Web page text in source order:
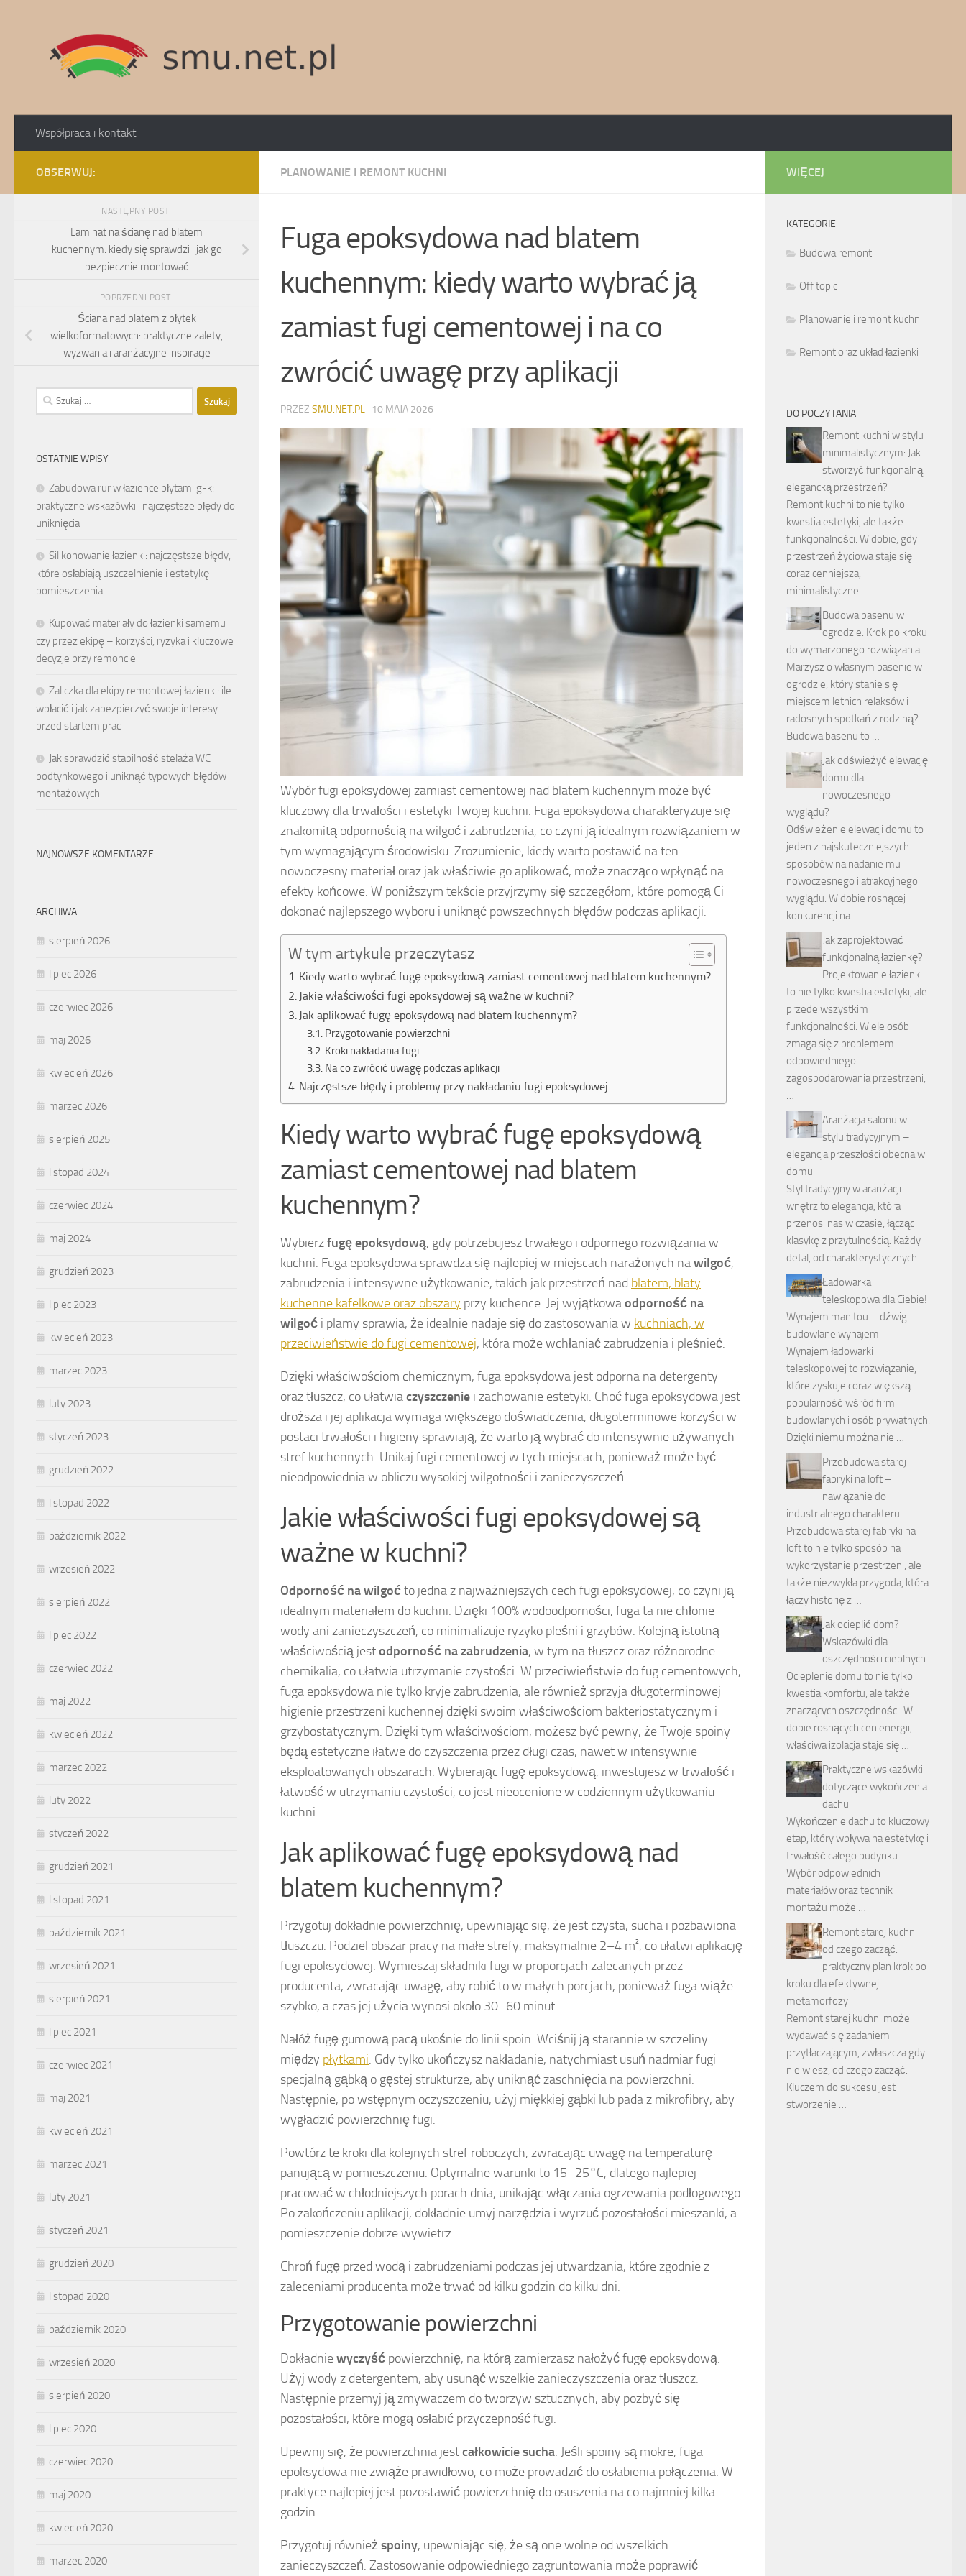
Współpraca i kontakt
PLANOWANIE I REMONT KUCHNI
Fuga epoksydowa nad blatem
kuchennym: kiedy warto wybrać ją
zamiast fugi cementowej i na co
zwrócić uwagę przy aplikacji
PRZEZ SMU.NET.PL · 10 MAJA 2026
Wybór fugi epoksydowej zamiast cementowej nad blatem kuchennym może być
kluczowy dla trwałości i estetyki Twojej kuchni. Fuga epoksydowa charakteryzuje się
znakomitą odpornością na wilgoć i zabrudzenia, co czyni ją idealnym rozwiązaniem w
tym wymagającym środowisku. Zrozumienie, kiedy warto postawić na ten
nowoczesny materiał oraz jak właściwie go aplikować, może znacząco wpłynąć na
efekty końcowe. W poniższym tekście przyjrzymy się szczegółom, które pomogą Ci
dokonać najlepszego wyboru i uniknąć powszechnych błędów podczas aplikacji.
W tym artykule przeczytasz
Kiedy warto wybrać fugę epoksydową zamiast cementowej nad blatem kuchennym?
Jakie właściwości fugi epoksydowej są ważne w kuchni?
Jak aplikować fugę epoksydową nad blatem kuchennym?
Przygotowanie powierzchni
Kroki nakładania fugi
Na co zwrócić uwagę podczas aplikacji
Najczęstsze błędy i problemy przy nakładaniu fugi epoksydowej
Kiedy warto wybrać fugę epoksydową
zamiast cementowej nad blatem
kuchennym?
Wybierzfugę epoksydową, gdy potrzebujesz trwałego i odpornego rozwiązania w
kuchni. Fuga epoksydowa sprawdza się najlepiej w miejscach narażonych nawilgoć,
zabrudzenia i intensywne użytkowanie, takich jak przestrzeń nad blatem, blaty
kuchenne kafelkowe oraz obszary przy kuchence. Jej wyjątkowaodporność na
wilgoć i plamy sprawia, że idealnie nadaje się do zastosowania w kuchniach, w
przeciwieństwie do fugi cementowej, która może wchłaniać zabrudzenia i pleśnieć.
Dzięki właściwościom chemicznym, fuga epoksydowa jest odporna na detergenty
oraz tłuszcz, co ułatwiaczyszczenie i zachowanie estetyki. Choć fuga epoksydowa jest
droższa i jej aplikacja wymaga większego doświadczenia, długoterminowe korzyści w
postaci trwałości i higieny sprawiają, że warto ją wybrać do intensywnie używanych
stref kuchennych. Unikaj fugi cementowej w tych miejscach, ponieważ może być
nieodpowiednia w obliczu wysokiej wilgotności i zanieczyszczeń.
Jakie właściwości fugi epoksydowej są
ważne w kuchni?
Odporność na wilgoćto jedna z najważniejszych cech fugi epoksydowej, co czyni ją
idealnym materiałem do kuchni. Dzięki 100% wodoodporności, fuga ta nie chłonie
wody ani zanieczyszczeń, co minimalizuje ryzyko pleśni i grzybów. Kolejną istotną
właściwością jestodporność na zabrudzenia, w tym na tłuszcz oraz różnorodne
chemikalia, co ułatwia utrzymanie czystości. W przeciwieństwie do fug cementowych,
fuga epoksydowa nie tylko kryje zabrudzenia, ale również sprzyja długoterminowej
higienie przestrzeni kuchennej dzięki swoim właściwościom bakteriostatycznym i
grzybostatycznym. Dzięki tym właściwościom, możesz być pewny, że Twoje spoiny
będą estetyczne iłatwe do czyszczenia przez długi czas, nawet w intensywnie
eksploatowanych obszarach. Wybierając fugę epoksydową, inwestujesz w trwałość i
łatwość w utrzymaniu czystości, co jest nieocenione w codziennym użytkowaniu
kuchni.
Jak aplikować fugę epoksydową nad
blatem kuchennym?
Przygotuj dokładnie powierzchnię, upewniając się, że jest czysta, sucha i pozbawiona
tłuszczu. Podziel obszar pracy na małe strefy, maksymalnie 2–4 m², co ułatwi aplikację
fugi epoksydowej. Wymieszaj składniki fugi w proporcjach zalecanych przez
producenta, zwracając uwagę, aby robić to w małych porcjach, ponieważ fuga wiąże
szybko, a czas jej użycia wynosi około 30–60 minut.
Nałóż fugę gumową pacą ukośnie do linii spoin. Wciśnij ją starannie w szczeliny
między płytkami. Gdy tylko ukończysz nakładanie, natychmiast usuń nadmiar fugi
specjalną gąbką o gęstej strukturze, aby uniknąć zaschnięcia na powierzchni.
Następnie, po wstępnym oczyszczeniu, użyj miękkiej gąbki lub pada z mikrofibry, aby
wygładzić powierzchnię fugi.
Powtórz te kroki dla kolejnych stref roboczych, zwracając uwagę na temperaturę
panującą w pomieszczeniu. Optymalne warunki to 15–25°C, dlatego najlepiej
pracować w chłodniejszych porach dnia, unikając włączania ogrzewania podłogowego.
Po zakończeniu aplikacji, dokładnie umyj narzędzia i wyrzuć pozostałości mieszanki, a
pomieszczenie dobrze wywietrz.
Chroń fugę przed wodą i zabrudzeniami podczas jej utwardzania, które zgodnie z
zaleceniami producenta może trwać od kilku godzin do kilku dni.
Przygotowanie powierzchni
Dokładniewyczyść powierzchnię, na którą zamierzasz nałożyć fugę epoksydową.
Użyj wody z detergentem, aby usunąć wszelkie zanieczyszczenia oraz tłuszcz.
Następnie przemyj ją zmywaczem do tworzyw sztucznych, aby pozbyć się
pozostałości, które mogą osłabić przyczepność fugi.
Upewnij się, że powierzchnia jestcałkowicie sucha. Jeśli spoiny są mokre, fuga
epoksydowa nie zwiąże prawidłowo, co może prowadzić do osłabienia połączenia. W
praktyce najlepiej jest pozostawić powierzchnię do osuszenia na co najmniej kilka
godzin.
Przygotuj również spoiny, upewniając się, że są one wolne od wszelkich
zanieczyszczeń. Zastosowanie odpowiedniego zagruntowania może poprawić
OBSERWUJ:
NASTĘPNY POST
Laminat na ścianę nad blatem
kuchennym: kiedy się sprawdzi i jak go
bezpiecznie montować
POPRZEDNI POST
Ściana nad blatem z płytek
wielkoformatowych: praktyczne zalety,
wyzwania i aranżacyjne inspiracje
Szukaj:
OSTATNIE WPISY
Zabudowa rur w łazience płytami g-k:
praktyczne wskazówki i najczęstsze błędy do
uniknięcia
Silikonowanie łazienki: najczęstsze błędy,
które osłabiają uszczelnienie i estetykę
pomieszczenia
Kupować materiały do łazienki samemu
czy przez ekipę – korzyści, ryzyka i kluczowe
decyzje przy remoncie
Zaliczka dla ekipy remontowej łazienki: ile
wpłacić i jak zabezpieczyć swoje interesy
przed startem prac
Jak sprawdzić stabilność stelaża WC
podtynkowego i uniknąć typowych błędów
montażowych
NAJNOWSZE KOMENTARZE
ARCHIWA
sierpień 2026
lipiec 2026
czerwiec 2026
maj 2026
kwiecień 2026
marzec 2026
sierpień 2025
listopad 2024
czerwiec 2024
maj 2024
grudzień 2023
lipiec 2023
kwiecień 2023
marzec 2023
luty 2023
styczeń 2023
grudzień 2022
listopad 2022
październik 2022
wrzesień 2022
sierpień 2022
lipiec 2022
czerwiec 2022
maj 2022
kwiecień 2022
marzec 2022
luty 2022
styczeń 2022
grudzień 2021
listopad 2021
październik 2021
wrzesień 2021
sierpień 2021
lipiec 2021
czerwiec 2021
maj 2021
kwiecień 2021
marzec 2021
luty 2021
styczeń 2021
grudzień 2020
listopad 2020
październik 2020
wrzesień 2020
sierpień 2020
lipiec 2020
czerwiec 2020
maj 2020
kwiecień 2020
marzec 2020
WIĘCEJ
KATEGORIE
Budowa remont
Off topic
Planowanie i remont kuchni
Remont oraz układ łazienki
DO POCZYTANIA
Remont kuchni w stylu
minimalistycznym: Jak
stworzyć funkcjonalną i
elegancką przestrzeń?
Remont kuchni to nie tylko
kwestia estetyki, ale także
funkcjonalności. W dobie, gdy
przestrzeń życiowa staje się
coraz cenniejsza,
minimalistyczne …
Budowa basenu w
ogrodzie: Krok po kroku
do wymarzonego rozwiązania
Marzysz o własnym basenie w
ogrodzie, który stanie się
miejscem letnich relaksów i
radosnych spotkań z rodziną?
Budowa basenu to …
Jak odświeżyć elewację
domu dla
nowoczesnego
wyglądu?
Odświeżenie elewacji domu to
jeden z najskuteczniejszych
sposobów na nadanie mu
nowoczesnego i atrakcyjnego
wyglądu. W dobie rosnącej
konkurencji na …
Jak zaprojektować
funkcjonalną łazienkę?
Projektowanie łazienki
to nie tylko kwestia estetyki, ale
przede wszystkim
funkcjonalności. Wiele osób
zmaga się z problemem
odpowiedniego
zagospodarowania przestrzeni,
…
Aranżacja salonu w
stylu tradycyjnym –
elegancja przeszłości obecna w
domu
Styl tradycyjny w aranżacji
wnętrz to elegancja, która
przenosi nas w czasie, łącząc
klasykę z przytulnością. Każdy
detal, od charakterystycznych …
Ładowarka
teleskopowa dla Ciebie!
Wynajem manitou – dźwigi
budowlane wynajem
Wynajem ładowarki
teleskopowej to rozwiązanie,
które zyskuje coraz większą
popularność wśród firm
budowlanych i osób prywatnych.
Dzięki niemu można nie …
Przebudowa starej
fabryki na loft –
nawiązanie do
industrialnego charakteru
Przebudowa starej fabryki na
loft to nie tylko sposób na
wykorzystanie przestrzeni, ale
także niezwykła przygoda, która
łączy historię z …
Jak ocieplić dom?
Wskazówki dla
oszczędności cieplnych
Ocieplenie domu to nie tylko
kwestia komfortu, ale także
znaczących oszczędności. W
dobie rosnących cen energii,
właściwa izolacja staje się …
Praktyczne wskazówki
dotyczące wykończenia
dachu
Wykończenie dachu to kluczowy
etap, który wpływa na estetykę i
trwałość całego budynku.
Wybór odpowiednich
materiałów oraz technik
montażu może …
Remont starej kuchni
od czego zacząć:
praktyczny plan krok po
kroku dla efektywnej
metamorfozy
Remont starej kuchni może
wydawać się zadaniem
przytłaczającym, zwłaszcza gdy
nie wiesz, od czego zacząć.
Kluczem do sukcesu jest
stworzenie …